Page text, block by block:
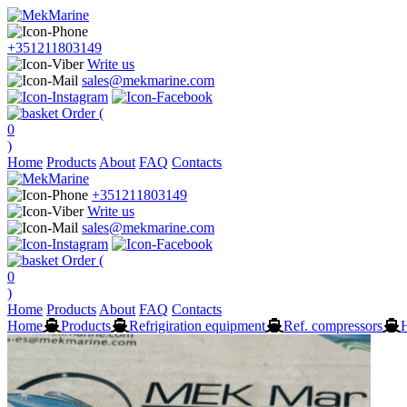
+351211803149
Write us
sales@mekmarine.com
Order (
0
)
Home Products About FAQ Contacts
+351211803149
Write us
sales@mekmarine.com
Order (
0
)
Home Products About FAQ Contacts
Home
Products Refrigiration equipment Ref. compressors